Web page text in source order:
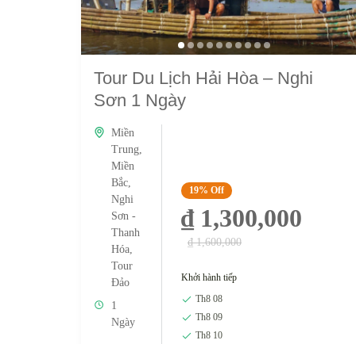
tỉnh
Thanh
Hóa,
Hòa nổi
bật với
hoang sơ,
nước
biển
trong
xanh, bãi
cát trắng
mịn
màng và
gian yên
tĩnh, sẽ
Tour Du Lịch Hải Hòa – Nghi
Sơn 1 Ngày
Miền
Trung
Miền
Bắc
Nghi
Sơn -
Thanh
Hóa
Tour
Đảo
1
Ngày
19% Off
₫ 1,300,000
₫ 1,600,000
Khởi hành tiếp
Th8 08
Th8 09
Th8 10